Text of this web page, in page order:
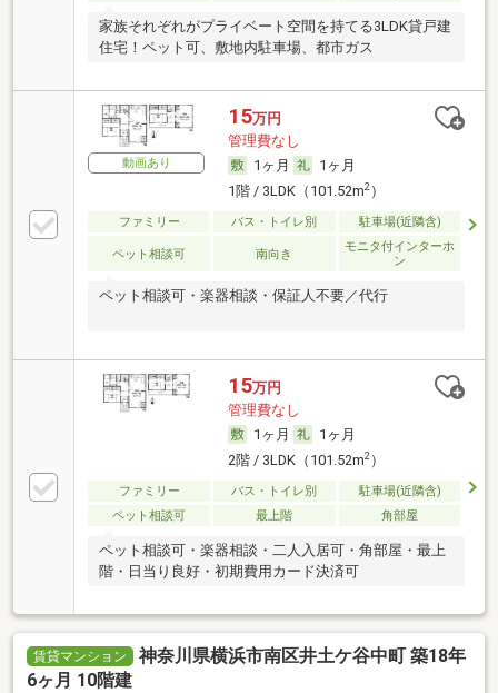
家族それぞれがプライベート空間を持てる3LDK貸戸建
住宅！ペット可、敷地内駐車場、都市ガス
動画あり
15万円
管理費なし
1ヶ月
1ヶ月
1階 / 3LDK（101.52m2）
ファミリー バス・トイレ別 駐車場(近隣含)
ペット相談可 南向き
モニタ付インターホ
ン
ペット相談可・楽器相談・保証人不要／代行
15万円
管理費なし
1ヶ月
1ヶ月
2階 / 3LDK（101.52m2）
ファミリー バス・トイレ別
駐車場(近隣含)
ペット相談可
最上階 角部屋
ペット相談可・楽器相談・二人入居可・角部屋・最上
階・日当り良好・初期費用カード決済可
賃貸マンション
神奈川県横浜市南区井土ケ谷中町 築18年
6ヶ月 10階建